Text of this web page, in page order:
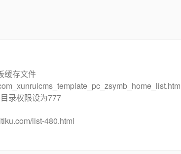
缓存文件
录权限设为777
list-480.html